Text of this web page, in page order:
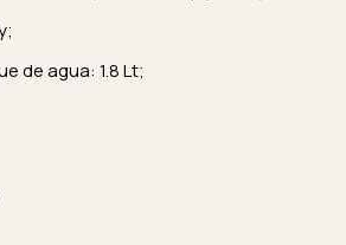
de agua: 1.8 Lt;